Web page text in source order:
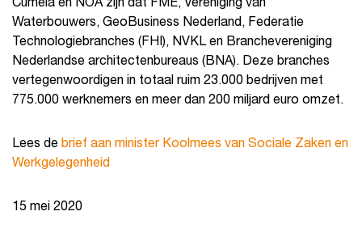
Cumela en NOA zijn dat FME, Vereniging van
Waterbouwers, GeoBusiness Nederland, Federatie
Technologiebranches (FHI), NVKL en Branchevereniging
Nederlandse architectenbureaus (BNA). Deze branches
vertegenwoordigen in totaal ruim 23.000 bedrijven met
775.000 werknemers en meer dan 200 miljard euro omzet.
Lees de brief aan minister Koolmees van Sociale Zaken en
Werkgelegenheid
15 mei 2020